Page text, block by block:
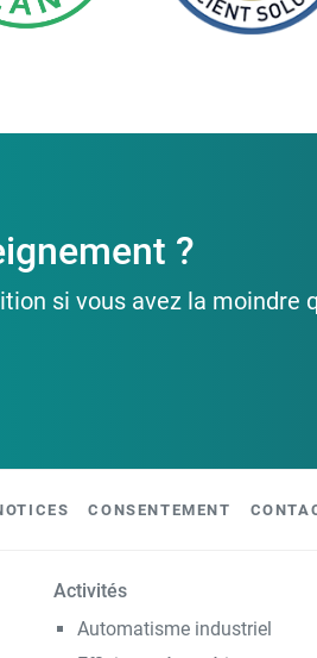
?
si vous avez la moindre
CONSENTEMENT
Activités
Automatisme industriel